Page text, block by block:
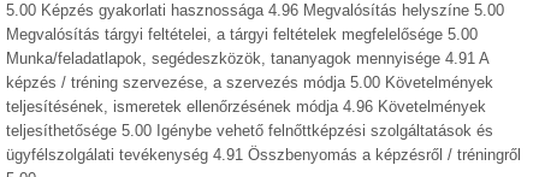
5.00 Képzés gyakorlati hasznossága 4.96 Megvalósítás helyszíne 5.00
Megvalósítás tárgyi feltételei, a tárgyi feltételek megfelelősége 5.00
Munka/feladatlapok, segédeszközök, tananyagok mennyisége 4.91 A
képzés / tréning szervezése, a szervezés módja 5.00 Követelmények
teljesítésének, ismeretek ellenőrzésének módja 4.96 Követelmények
teljesíthetősége 5.00 Igénybe vehető felnőttképzési szolgáltatások és
ügyfélszolgálati tevékenység 4.91 Összbenyomás a képzésről / tréningről